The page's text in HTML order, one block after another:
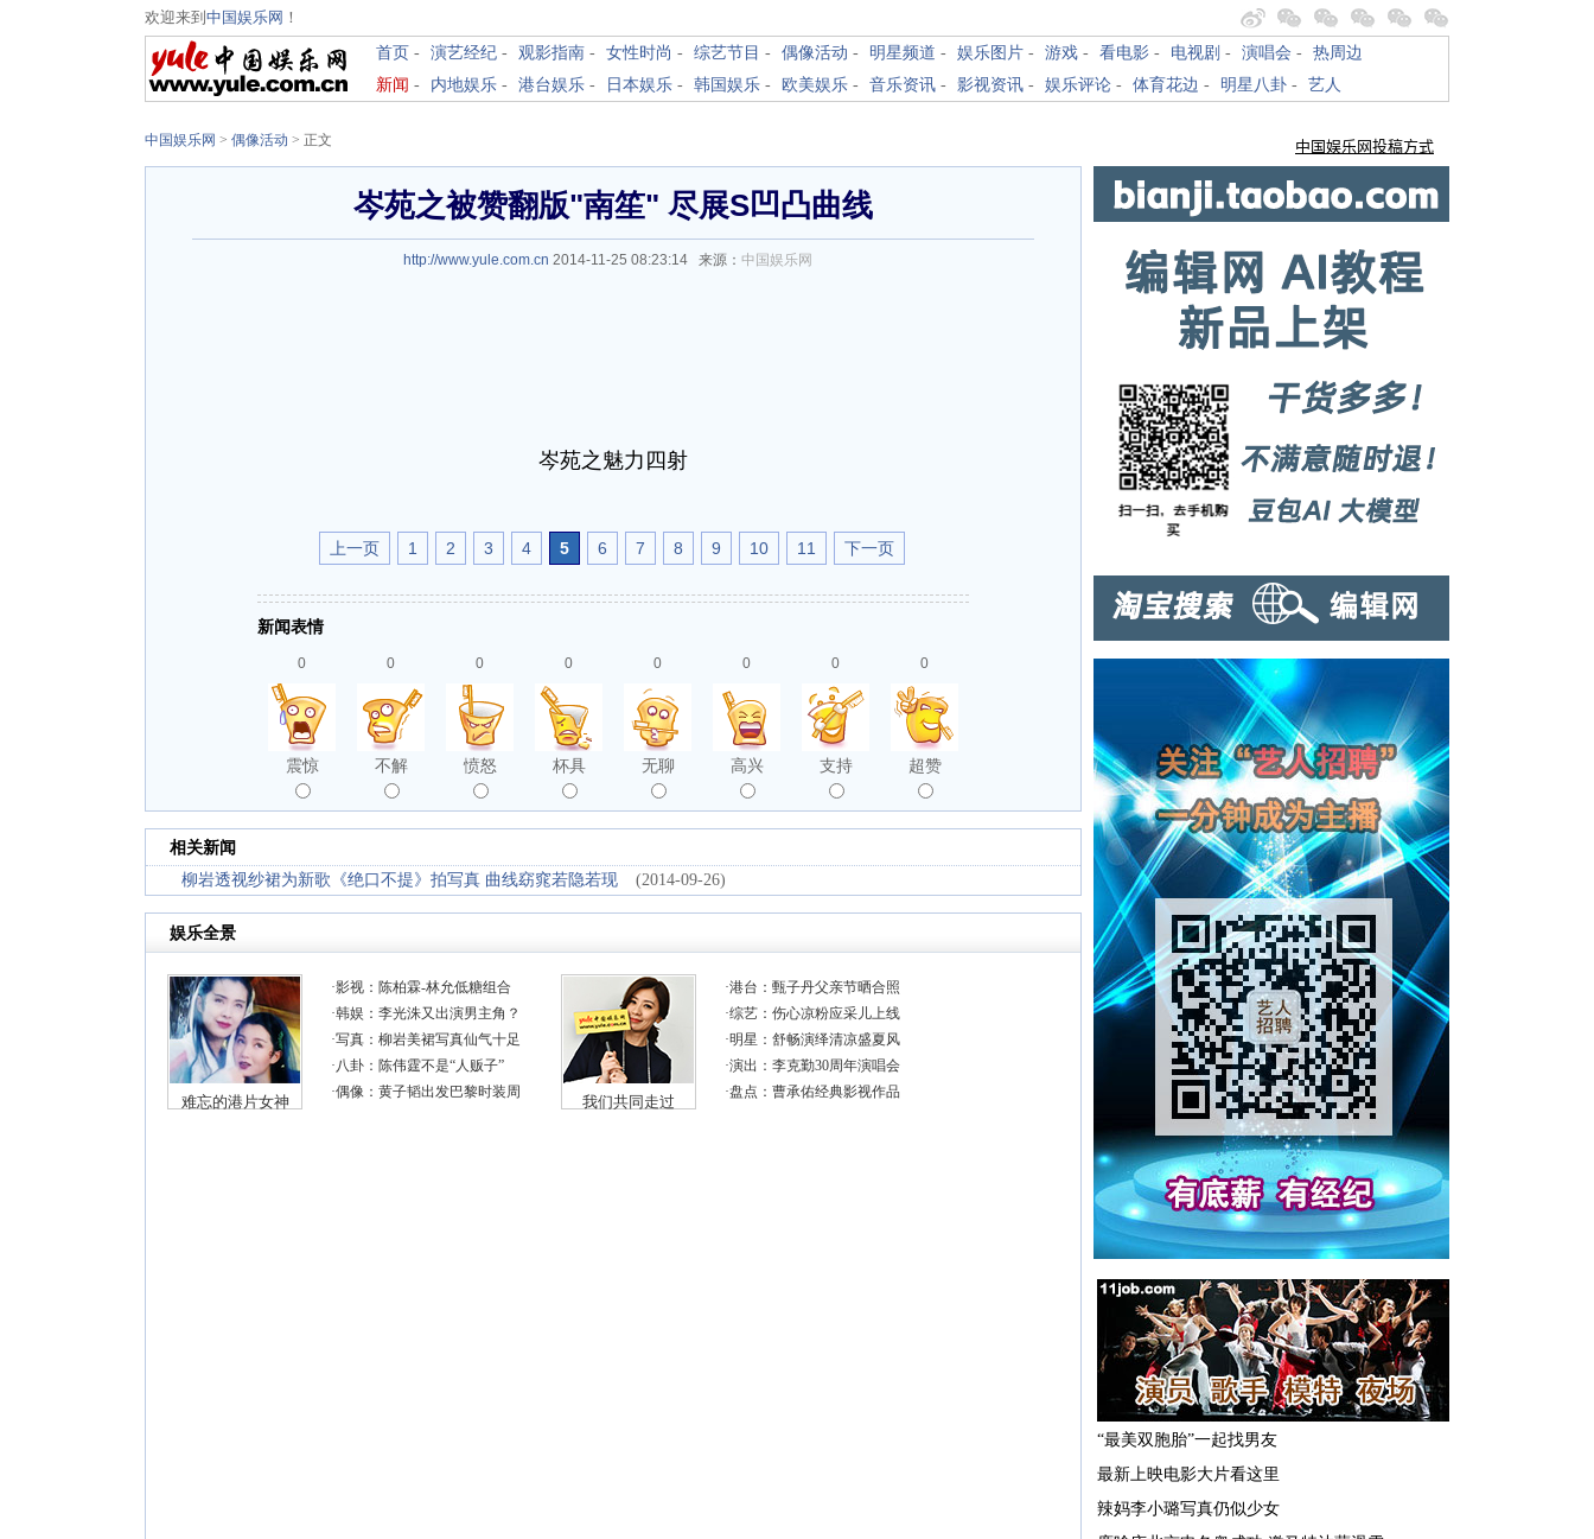
欢迎来到 中国娱乐网 ！
首页 - 演艺经纪 - 观影指南 - 女性时尚 - 综艺节目 - 偶像活动 - 明星频道 - 娱乐图片 - 游戏 - 看电影 - 电视剧 - 演唱会 - 热周边
新闻 - 内地娱乐 - 港台娱乐 - 日本娱乐 - 韩国娱乐 - 欧美娱乐 - 音乐资讯 - 影视资讯 - 娱乐评论 - 体育花边 - 明星八卦 - 艺人
中国娱乐网 > 偶像活动 > 正文
岑苑之被赞翻版"南笙" 尽展S凹凸曲线
http://www.yule.com.cn 2014-11-25 08:23:14 来源： 中国娱乐网
岑苑之魅力四射
上一页 1 2 3 4 5 6 7 8 9 10 11 下一页
新闻表情
0
震惊
0
不解
0
愤怒
0
杯具
0
无聊
0
高兴
0
支持
0
超赞
相关新闻
柳岩透视纱裙为新歌《绝口不提》拍写真 曲线窈窕若隐若现 (2014-09-26)